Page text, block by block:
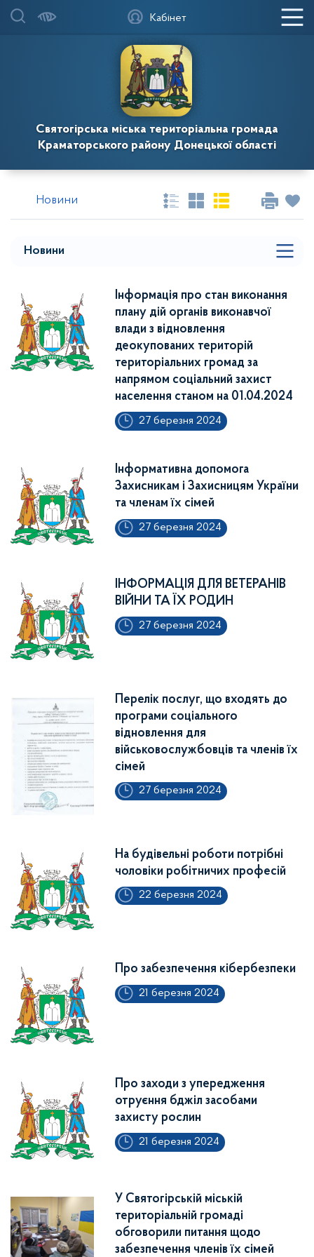
Святогірська міська територіальна громада
Краматорського району Донецької області
Кабінет
Новини
Інформація про стан виконання
плану дій органів виконавчої
влади з відновлення
деокупованих територій
територіальних громад за
напрямом соціальний захист
населення станом на 01.04.2024
27 березня 2024
Інформативна допомога
Захисникам і Захисницям України
та членам їх сімей
27 березня 2024
ІНФОРМАЦІЯ ДЛЯ ВЕТЕРАНІВ
ВІЙНИ ТА ЇХ РОДИН
27 березня 2024
Перелік послуг, що входять до
програми соціального
відновлення для
військовослужбовців та членів їх
сімей
27 березня 2024
На будівельні роботи потрібні
чоловіки робітничих професій
22 березня 2024
Про забезпечення кібербезпеки
21 березня 2024
Про заходи з упередження
отруєння бджіл засобами
захисту рослин
21 березня 2024
У Святогірській міській
територіальній громаді
обговорили питання щодо
забезпечення членів їх сімей
Новини